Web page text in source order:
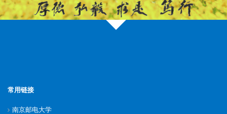
常用链接
南京邮电大学